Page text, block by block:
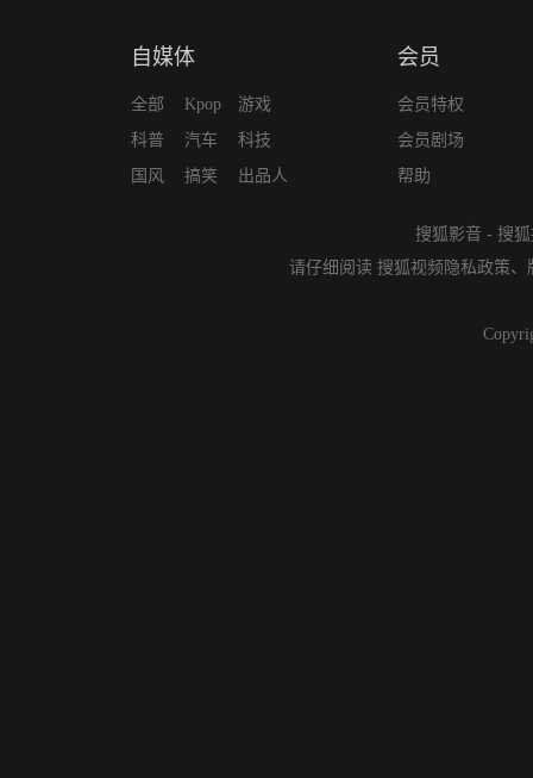
自媒体
全部
科普
国风
Kpop
汽车
搞笑
游戏
科技
出品人
会员
会员特权
会员剧场
帮助
搜狐影音 - 搜
请仔细阅读 搜狐视频隐私政策、